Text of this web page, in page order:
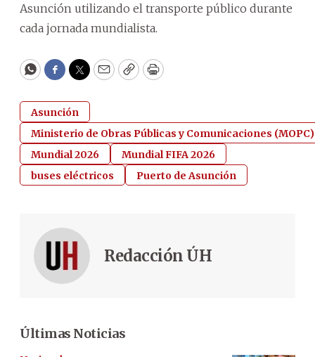
Asunción utilizando el transporte público durante
cada jornada mundialista.
WhatsApp
Facebook
Twitter
EmailCopyPrint
Asunción
Ministerio de Obras Públicas y Comunicaciones (MOPC)
Mundial 2026
Mundial FIFA 2026
buses eléctricos
Puerto de Asunción
Redacción ÚH
Últimas Noticias